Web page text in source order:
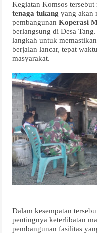
Kegiatan Komsos
tenaga tukang yang akan
pembangunanKoperasi
berlangsung di Desa
langkah untuk
berjalan lancar, tepat
masyarakat.
Dalam kesempatan
pentingnya keterlibatan
pembangunan fasilitas